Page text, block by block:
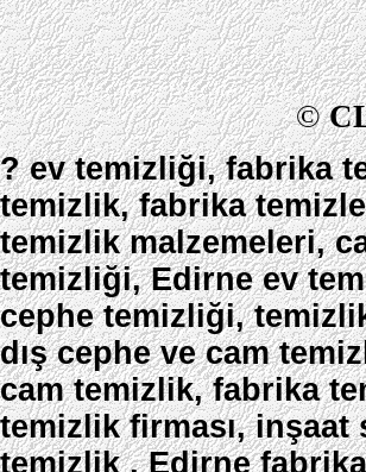
©
?ev temizliği, fabrika
temizlik, fabrika
temizlik malzemeleri,
temizliği, Edirne ev
cephe temizliği,
dış cephe ve cam
cam temizlik, fabrika
temizlik firması, inşaat
temizlik , Edirne